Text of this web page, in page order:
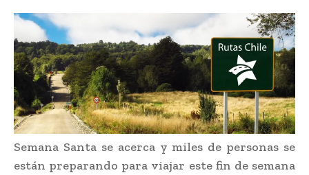
Semana Santa se acerca y miles de personas se
están preparando para viajar este fin de semana